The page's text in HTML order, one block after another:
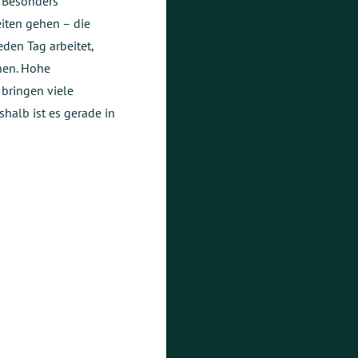
gehen – die
Tag arbeitet,
Hohe
viele
ist es gerade in